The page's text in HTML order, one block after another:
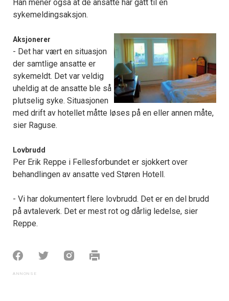
Han mener også at de ansatte har gått til en
sykemeldingsaksjon.
Aksjonerer
- Det har vært en situasjon
der samtlige ansatte er
sykemeldt. Det var veldig
uheldig at de ansatte ble så
plutselig syke. Situasjonen
med drift av hotellet måtte løses på en eller annen måte,
sier Raguse.
Lovbrudd
Per Erik Reppe i Fellesforbundet er sjokkert over
behandlingen av ansatte ved Støren Hotell.
- Vi har dokumentert flere lovbrudd. Det er en del brudd
på avtaleverk. Det er mest rot og dårlig ledelse, sier
Reppe.